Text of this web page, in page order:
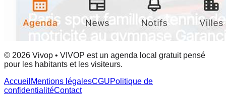
© 2026 Vivop • VIVOP est un agenda local gratuit pensé
pour les habitants et les visiteurs.
Accueil Mentions légalesCGUPolitique de
confidentialitéContact